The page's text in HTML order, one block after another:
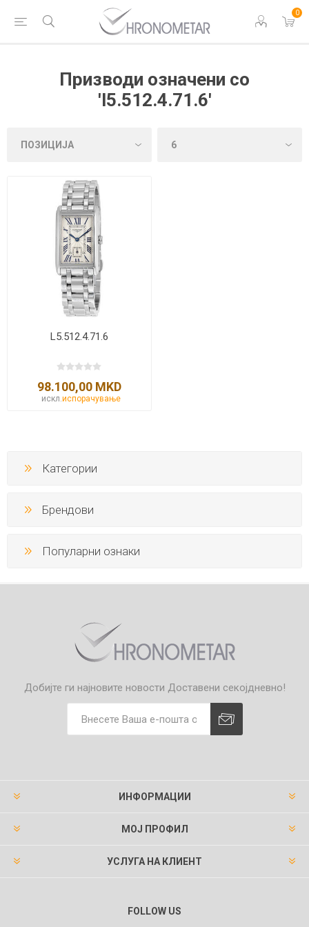
0
Призводи означени со
'l5.512.4.71.6'
L5.512.4.71.6
98.100,00 MKD
искл. испорачување
Категории
Брендови
Популарни ознаки
Добијте ги најновите новости Доставени секојдневно!
ИНФОРМАЦИИ
МОЈ ПРОФИЛ
УСЛУГА НА КЛИЕНТ
FOLLOW US